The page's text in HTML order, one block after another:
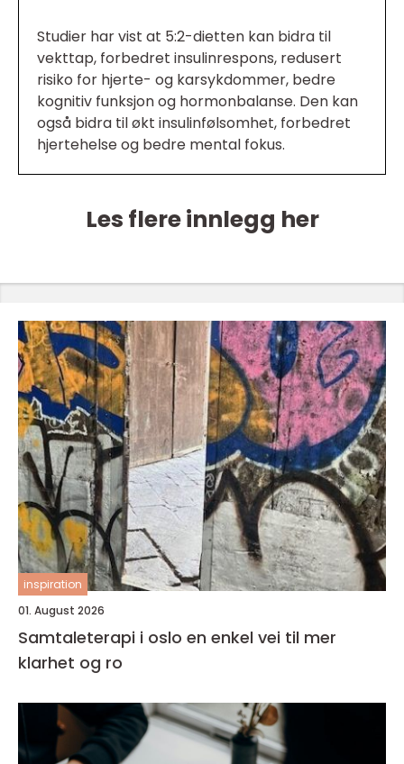
Studier har vist at 5:2-dietten kan bidra til
vekttap, forbedret insulinrespons, redusert
risiko for hjerte- og karsykdommer, bedre
kognitiv funksjon og hormonbalanse. Den kan
også bidra til økt insulinfølsomhet, forbedret
hjertehelse og bedre mental fokus.
Les flere innlegg her
inspiration
01. August 2026
Samtaleterapi i oslo en enkel vei til mer
klarhet og ro